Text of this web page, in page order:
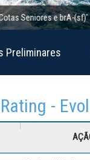
e brA-(sf)’ à 2ª
Preliminares
-